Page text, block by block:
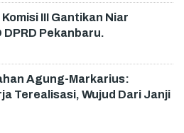
III Gantikan Niar
Pekanbaru.
Agung-Markarius:
Terealisasi, Wujud Dari Janji